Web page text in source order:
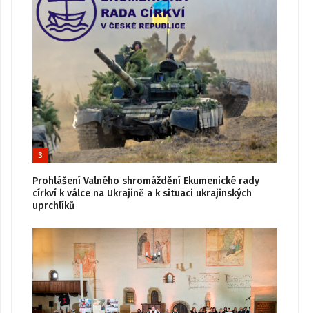
3
Prohlášení Valného shromáždění Ekumenické rady
církví k válce na Ukrajině a k situaci ukrajinských
uprchlíků